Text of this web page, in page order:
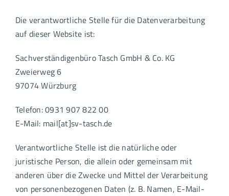
Die verantwortliche Stelle für die Datenverarbeitung
auf dieser Website ist:
Sachverständigenbüro Tasch GmbH & Co. KG
Zweierweg 6
97074 Würzburg
Telefon: 0931 907 822 00
E-Mail: mail[at]sv-tasch.de
Verantwortliche Stelle ist die natürliche oder
juristische Person, die allein oder gemeinsam mit
anderen über die Zwecke und Mittel der Verarbeitung
von personenbezogenen Daten (z. B. Namen, E-Mail-